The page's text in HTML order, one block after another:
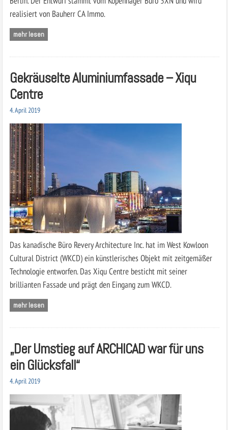
realisiert von Bauherr CA Immo.
mehr lesen
Gekräuselte Aluminiumfassade – Xiqu
Centre
4. April 2019
Das kanadische Büro Revery Architecture Inc. hat im West Kowloon
Cultural District (WKCD) ein künstlerisches Objekt mit zeitgemäßer
Technologie entworfen. Das Xiqu Centre besticht mit seiner
brillianten Fassade und prägt den Eingang zum WKCD.
mehr lesen
„Der Umstieg auf ARCHICAD war für uns
ein Glücksfall“
4. April 2019